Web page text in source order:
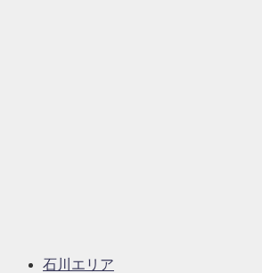
石川エリア